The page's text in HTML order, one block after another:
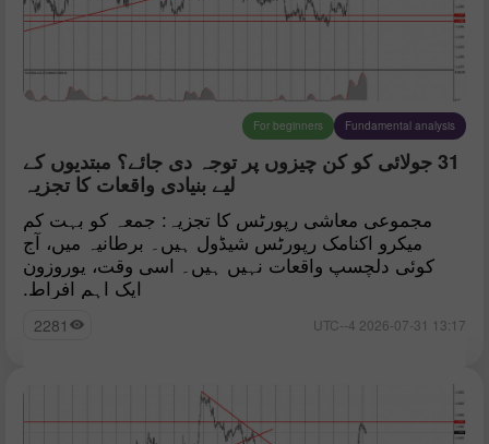
Fundamental analysis
For beginners
31 جولائی کو کن چیزوں پر توجہ دی جائے؟ مبتدیوں کے
لیے بنیادی واقعات کا تجزیہ
مجموعی معاشی رپورٹس کا تجزیہ: جمعہ کو بہت کم
میکرو اکنامک رپورٹس شیڈول ہیں۔ برطانیہ میں، آج
کوئی دلچسپ واقعات نہیں ہیں۔ اسی وقت، یوروزون
ایک اہم افراط.
13:17 2026-07-31 UTC--4
2281